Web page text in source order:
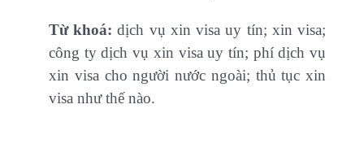
Từ khoá: dịch vụ xin visa uy tín; xin visa;
công ty dịch vụ xin visa uy tín; phí dịch vụ
xin visa cho người nước ngoài; thủ tục xin
visa như thế nào.